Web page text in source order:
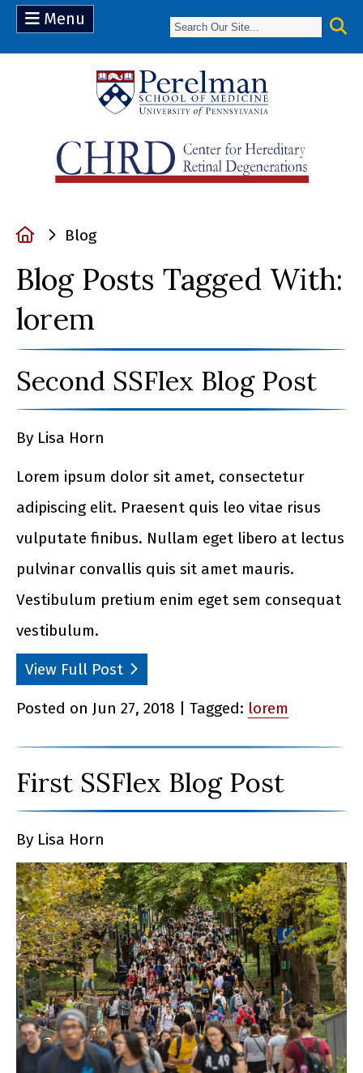
Menu
HomeBlog
Blog Posts Tagged With:
lorem
Second SSFlex Blog Post
By Lisa Horn
Lorem ipsum dolor sit amet, consectetur
adipiscing elit. Praesent quis leo vitae risus
vulputate finibus. Nullam eget libero at lectus
pulvinar convallis quis sit amet mauris.
Vestibulum pretium enim eget sem consequat
vestibulum.
View Full Post
Posted on Jun 27, 2018 | Tagged: lorem
First SSFlex Blog Post
By Lisa Horn